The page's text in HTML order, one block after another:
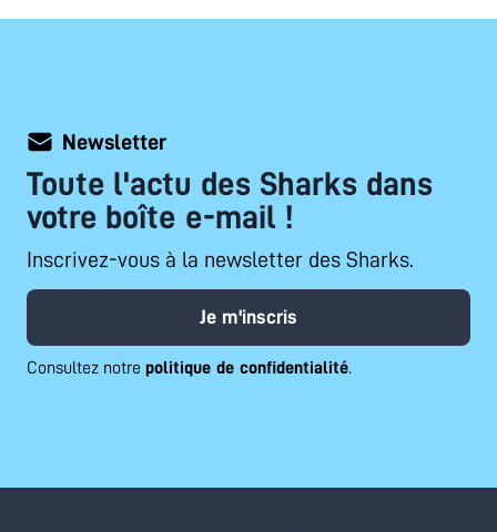
Newsletter
Toute l'actu des Sharks dans
votre boîte e-mail !
Inscrivez-vous à la newsletter des Sharks.
Je m'inscris
Consultez notre politique de confidentialité.